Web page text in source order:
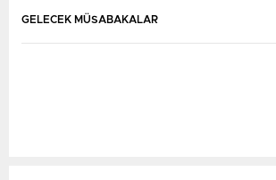
GELECEK MÜSABAKALAR